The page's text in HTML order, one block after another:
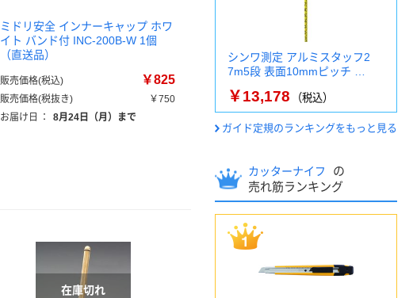
ミドリ安全 インナーキャップ ホワ
イト バンド付 INC-200B-W 1個
（直送品）
販売価格(税込) ￥825
販売価格(税抜き)
￥750
お届け日
： 8月24日（月）まで
シンワ測定 アルミスタッフ2
7m5段 表面10mmピッチ …
￥13,178 （税込）
ガイド定規のランキングをもっと見る
カッターナイフ
の
売れ筋ランキング